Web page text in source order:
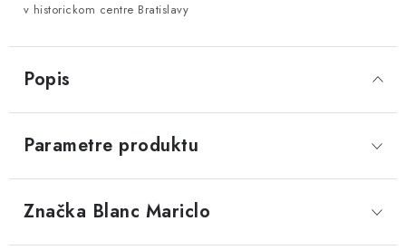
v historickom centre Bratislavy
Popis
Parametre produktu
Značka Blanc Mariclo